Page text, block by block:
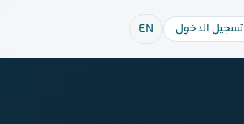
تسجيل الدخول EN